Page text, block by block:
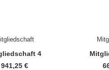
4
941,25 €